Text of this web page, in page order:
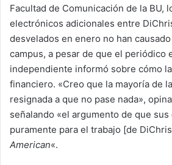
Facultad de Comunicación de la BU,
electrónicos adicionales entre
desvelados en enero no han
campus, a pesar de que el periódico
independiente informó sobre cómo
financiero. «Creo que la mayoría de
resignada a que no pase nada»,
señalando «el argumento de que
puramente para el trabajo [de
American«.